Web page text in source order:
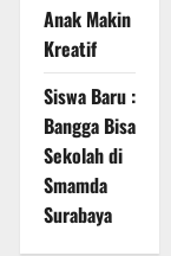
Anak Makin
Kreatif
Siswa Baru :
Bangga Bisa
Sekolah di
Smamda
Surabaya